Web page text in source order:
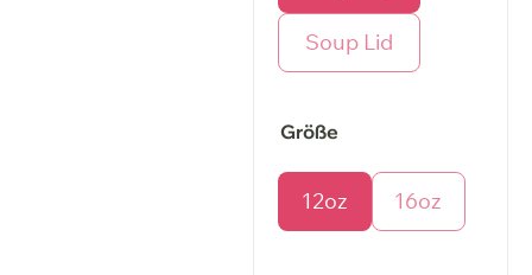
Soup Lid
Größe
12oz 16oz